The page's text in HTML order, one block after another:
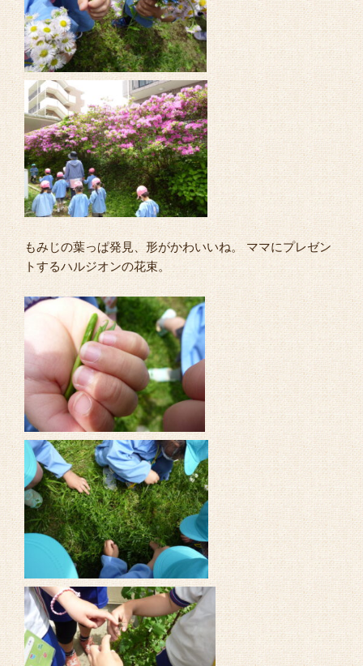
もみじの葉っぱ発見、形がかわいいね。 ママにプレゼン
トするハルジオンの花束。